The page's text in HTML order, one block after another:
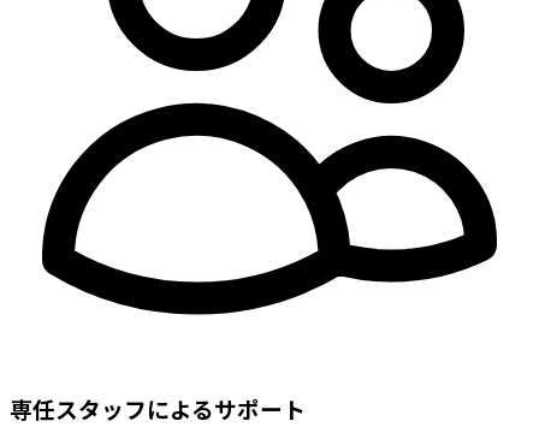
専任スタッフによるサポート